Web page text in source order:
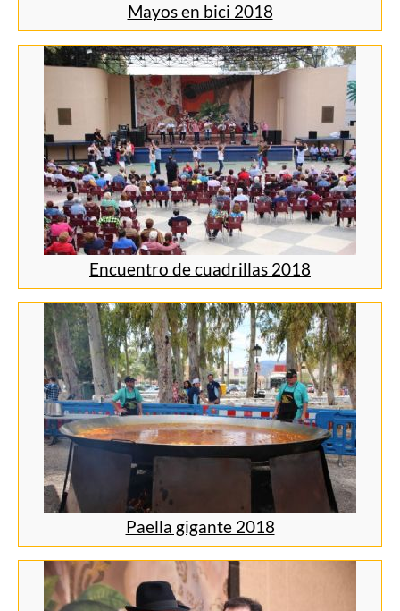
Mayos en bici 2018
Encuentro de cuadrillas 2018
Paella gigante 2018